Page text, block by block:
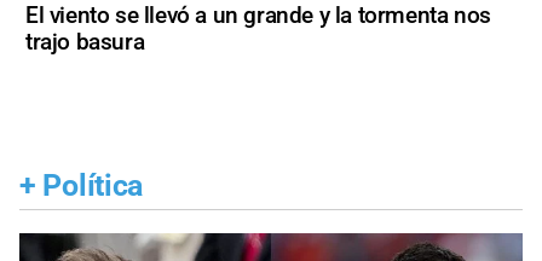
El viento se llevó a un grande y la tormenta nos
trajo basura
+ Política